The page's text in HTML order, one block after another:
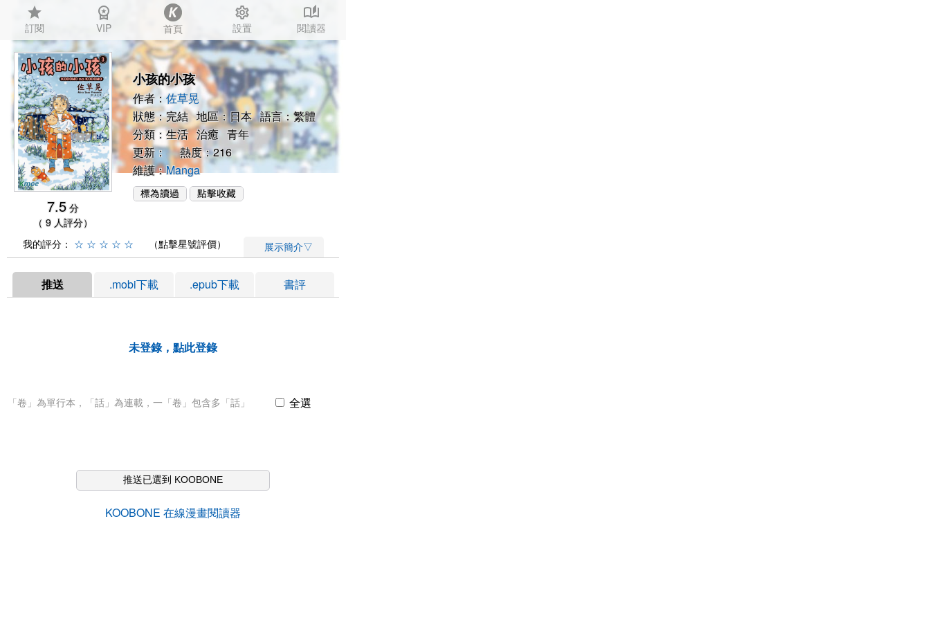
star
訂閱
workspace_premium
VIP 首頁
settings
設置
auto_stories
閱讀器
7.5 分
（ 9 人評分）
小孩的小孩
作者：佐草晃
狀態：完結 地區：日本 語言：繁體
分類：生活 治癒 青年
更新： 熱度：216
維護：Manga
我的評分： ☆ ☆ ☆ ☆ ☆ （點擊星號評價） 展示簡介▽
推送 .mobi下載 .epub下載 書評
未登錄，點此登錄
「卷」為單行本，「話」為連載，一「卷」包含多「話」 全選
推送已選到 KOOBONE
KOOBONE 在線漫畫閱讀器